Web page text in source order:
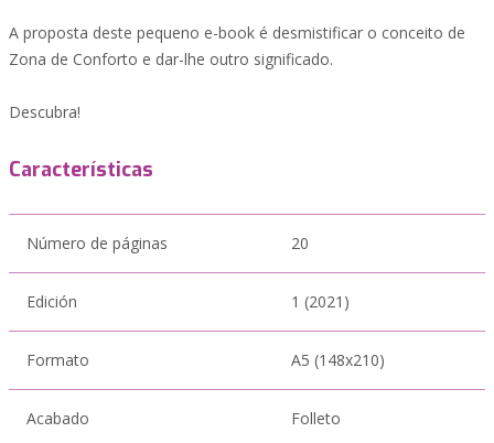
A proposta deste pequeno e-book é desmistificar o conceito de
Zona de Conforto e dar-lhe outro significado.
Descubra!
Características
Número de páginas 20
Edición 1 (2021)
Formato A5 (148x210)
Acabado Folleto